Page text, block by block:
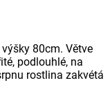
80cm. Větve
podlouhlé, na
rostlina zakvétá